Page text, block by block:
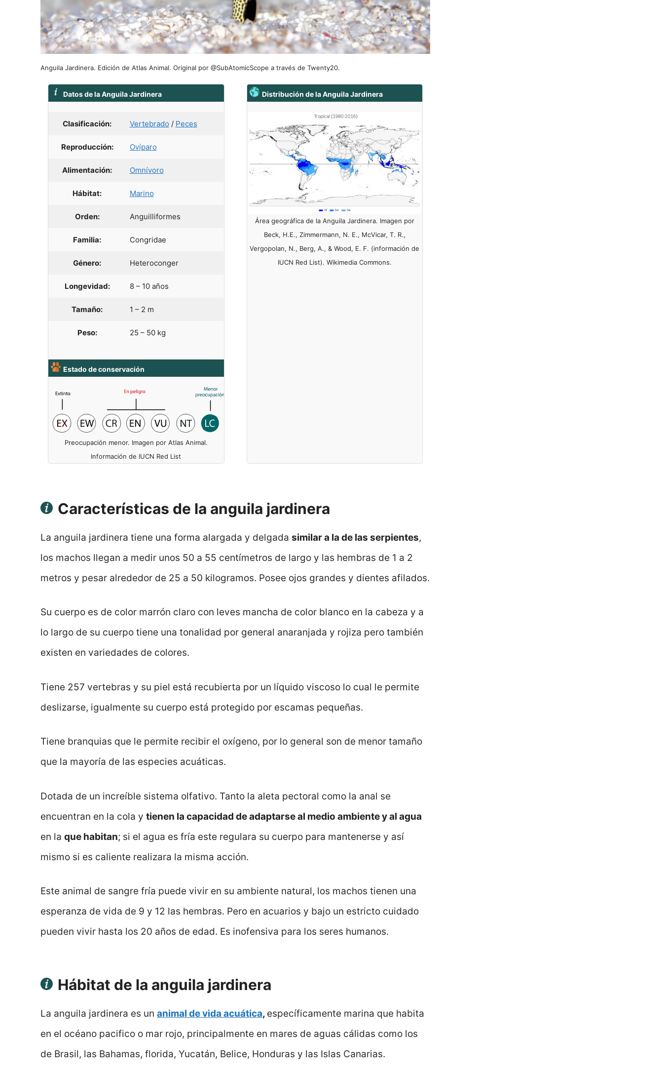
Anguila Jardinera. Edición de Atlas Animal. Original por @SubAtomicScope a través de Twenty20.
Datos de la Anguila Jardinera
Clasificación: Vertebrado / Peces
Reproducción: Ovíparo
Alimentación: Omnívoro
Hábitat: Marino
Orden: Anguilliformes
Familia: Congridae
Género: Heteroconger
Longevidad: 8 – 10 años
Tamaño: 1 – 2 m
Peso: 25 – 50 kg
Estado de conservación
Preocupación menor. Imagen por Atlas Animal.
Información de IUCN Red List
Distribución de la Anguila Jardinera
Área geográfica de la Anguila Jardinera. Imagen por
Beck, H.E., Zimmermann, N. E., McVicar, T. R.,
Vergopolan, N., Berg, A., & Wood, E. F. (información de
IUCN Red List). Wikimedia Commons.
Características de la anguila jardinera
La anguila jardinera tiene una forma alargada y delgada similar a la de las serpientes,
los machos llegan a medir unos 50 a 55 centímetros de largo y las hembras de 1 a 2
metros y pesar alrededor de 25 a 50 kilogramos. Posee ojos grandes y dientes afilados.
Su cuerpo es de color marrón claro con leves mancha de color blanco en la cabeza y a
lo largo de su cuerpo tiene una tonalidad por general anaranjada y rojiza pero también
existen en variedades de colores.
Tiene 257 vertebras y su piel está recubierta por un líquido viscoso lo cual le permite
deslizarse, igualmente su cuerpo está protegido por escamas pequeñas.
Tiene branquias que le permite recibir el oxígeno, por lo general son de menor tamaño
que la mayoría de las especies acuáticas.
Dotada de un increíble sistema olfativo. Tanto la aleta pectoral como la anal se
encuentran en la cola y tienen la capacidad de adaptarse al medio ambiente y al agua
en la que habitan; si el agua es fría este regulara su cuerpo para mantenerse y así
mismo si es caliente realizara la misma acción.
Este animal de sangre fría puede vivir en su ambiente natural, los machos tienen una
esperanza de vida de 9 y 12 las hembras. Pero en acuarios y bajo un estricto cuidado
pueden vivir hasta los 20 años de edad. Es inofensiva para los seres humanos.
Hábitat de la anguila jardinera
La anguila jardinera es un animal de vida acuática, específicamente marina que habita
en el océano pacifico o mar rojo, principalmente en mares de aguas cálidas como los
de Brasil, las Bahamas, florida, Yucatán, Belice, Honduras y las Islas Canarias.